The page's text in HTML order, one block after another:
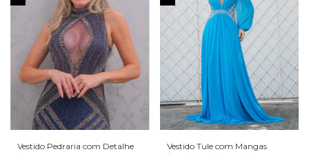
Vestido Pedraria com Detalhe
Vestido Tule com Mangas